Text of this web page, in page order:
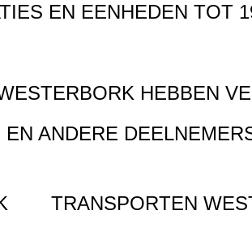
EN EENHEDEN TOT
HEBBEN
ANDERE
TRANSPORTEN